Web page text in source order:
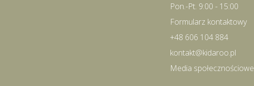
Pon.-Pt. 9:00 - 15:00
Formularz kontaktowy
+48 606 104 884
kontakt@kidaroo.pl
Media społecznościowe